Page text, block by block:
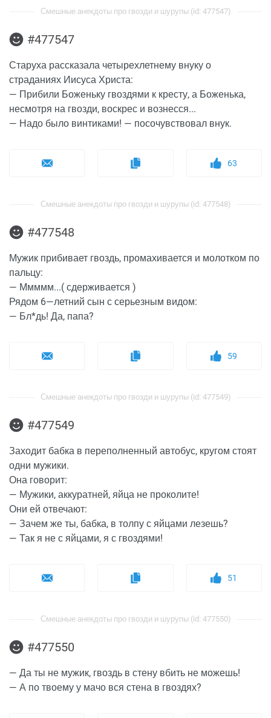
Смешные анекдоты про гвозди и шурупы (id: 477547)
#477547
Старуха рассказала четырехлетнему внуку о
страданиях Иисуса Христа:
— Прибили Боженьку гвоздями к кресту, а Боженька,
несмотря на гвозди, воскрес и вознесся...
— Надо было винтиками! — посочувствовал внук.
63
Смешные анекдоты про гвозди и шурупы (id: 477548)
#477548
Мужик прибивает гвоздь, промахивается и молотком по
пальцу:
— Ммммм...( сдерживается )
Рядом 6—летний сын с серьезным видом:
— Бл*дь! Да, папа?
59
Смешные анекдоты про гвозди и шурупы (id: 477549)
#477549
Заходит бабка в переполненный автобус, кругом стоят
одни мужики.
Она говорит:
— Мужики, аккуратней, яйца не проколите!
Они ей отвечают:
— Зачем же ты, бабка, в толпу с яйцами лезешь?
— Так я не с яйцами, я с гвоздями!
51
Смешные анекдоты про гвозди и шурупы (id: 477550)
#477550
— Да ты не мужик, гвоздь в стену вбить не можешь!
— А по твоему у мачо вся стена в гвоздях?